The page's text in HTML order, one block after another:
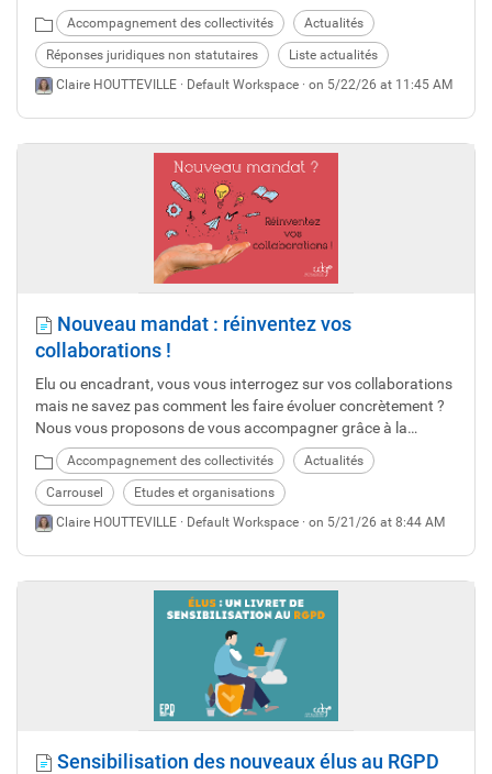
général des collectivités territoriales.
Accompagnement des collectivités Actualités
Réponses juridiques non statutaires
Liste actualités
Claire HOUTTEVILLE · Default Workspace · on 5/22/26 at 11:45 AM
Nouveau mandat : réinventez vos
collaborations !
Elu ou encadrant, vous vous interrogez sur vos collaborations
mais ne savez pas comment les faire évoluer concrètement ?
Nous vous proposons de vous accompagner grâce à la
facilitation.
Accompagnement des collectivités Actualités
Carrousel
Etudes et organisations
Claire HOUTTEVILLE · Default Workspace · on 5/21/26 at 8:44 AM
Sensibilisation des nouveaux élus au RGPD